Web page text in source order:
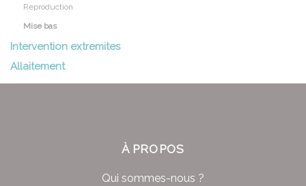
Reproduction
Mise bas
Intervention extremites
Allaitement
À PROPOS
Qui sommes-nous ?